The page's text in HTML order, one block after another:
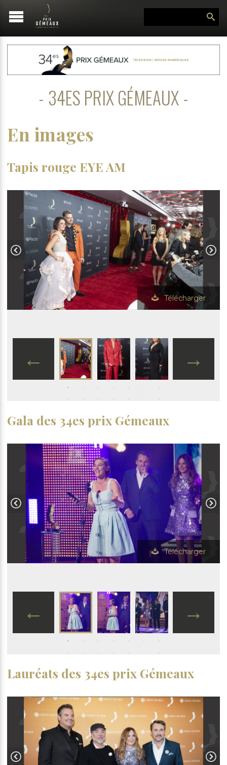
34ES PRIX GÉMEAUX
En images
Tapis rouge EYE AM
Télécharger
Gala des 34es prix Gémeaux
Télécharger
Lauréats des 34es prix Gémeaux